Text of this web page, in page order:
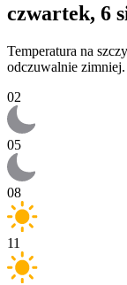
czwartek, 6
Temperatura na
odczuwalnie zimniej.
02
05
08
11